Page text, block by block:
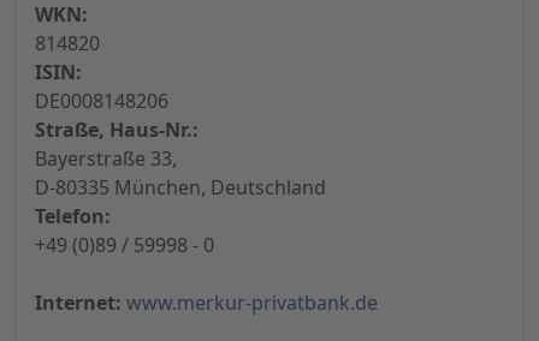
WKN:
814820
ISIN:
DE0008148206
Straße, Haus-Nr.:
Bayerstraße 33,
D-80335 München, Deutschland
Telefon:
+49 (0)89 / 59998 - 0
Internet: www.merkur-privatbank.de